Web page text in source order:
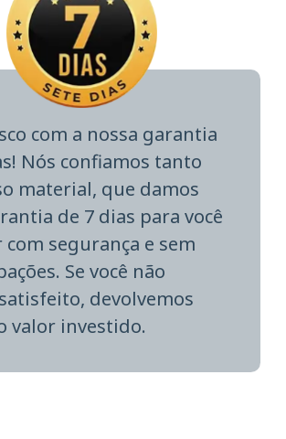
com a nossa garantia
Nós confiamos tanto
material, que damos
de 7 dias para você
segurança e sem
Se você não
devolvemos
valor investido.